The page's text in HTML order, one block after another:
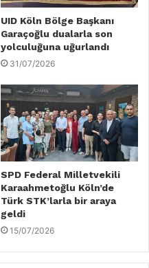
UID Köln Bölge Başkanı
Garaçoğlu dualarla son
yolculuğuna uğurlandı
31/07/2026
SPD Federal Milletvekili
Karaahmetoğlu Köln’de
Türk STK’larla bir araya
geldi
15/07/2026